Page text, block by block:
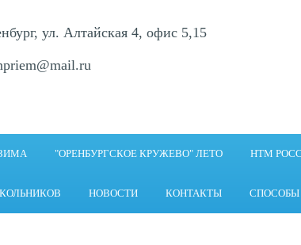
ул. Алтайская 4, офис 5,15
"ОРЕНБУРГСКОЕ КРУЖЕВО" ЛЕТО НТМ
НОВОСТИ КОНТАКТЫ